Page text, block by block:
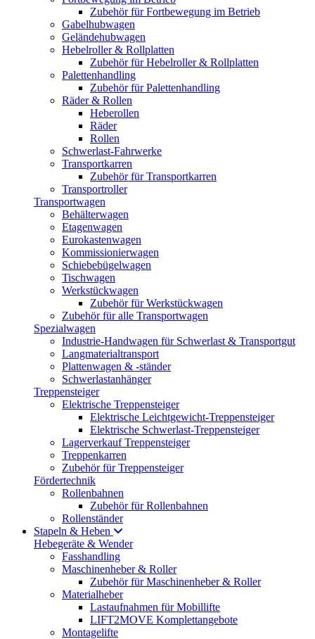
Zubehör für Fortbewegung im Betrieb
Gabelhubwagen
Geländehubwagen
Hebelroller & Rollplatten
Zubehör für Hebelroller & Rollplatten
Palettenhandling
Zubehör für Palettenhandling
Räder & Rollen
Heberollen
Räder
Rollen
Schwerlast-Fahrwerke
Transportkarren
Zubehör für Transportkarren
Transportroller
Transportwagen
Behälterwagen
Etagenwagen
Eurokastenwagen
Kommissionierwagen
Schiebebügelwagen
Tischwagen
Werkstückwagen
Zubehör für Werkstückwagen
Zubehör für alle Transportwagen
Spezialwagen
Industrie-Handwagen für Schwerlast & Transportgut
Langmaterialtransport
Plattenwagen & -ständer
Schwerlastanhänger
Treppensteiger
Elektrische Treppensteiger
Elektrische Leichtgewicht-Treppensteiger
Elektrische Schwerlast-Treppensteiger
Lagerverkauf Treppensteiger
Treppenkarren
Zubehör für Treppensteiger
Fördertechnik
Rollenbahnen
Zubehör für Rollenbahnen
Rollenständer
Stapeln & Heben
Hebegeräte & Wender
Fasshandling
Maschinenheber & Roller
Zubehör für Maschinenheber & Roller
Materialheber
Lastaufnahmen für Mobillifte
LIFT2MOVE Komplettangebote
Montagelifte